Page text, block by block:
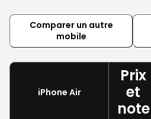
Comparer un autre
mobile
iPhone Air
Prix
et
note